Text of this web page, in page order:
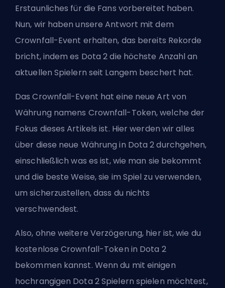
Erstaunliches für die Fans vorbereitet haben.
Nun, wir haben unsere Antwort mit dem
Crownfall-Event erhalten, das bereits Rekorde
bricht, indem es Dota 2 die höchste Anzahl an
aktuellen Spielern seit Langem beschert hat.
Das Crownfall-Event hat eine neue Art von
Währung namens Crownfall-Token, welche der
Fokus dieses Artikels ist. Hier werden wir alles
über diese neue Währung in Dota 2 durchgehen,
einschließlich was es ist, wie man sie bekommt
und die beste Weise, sie im Spiel zu verwenden,
um sicherzustellen, dass du nichts
verschwendest.
Also, ohne weitere Verzögerung, hier ist, wie du
kostenlose Crownfall-Token in Dota 2
bekommen kannst. Wenn du mit einigen
hochrangigen Dota 2 Spielern spielen möchtest,